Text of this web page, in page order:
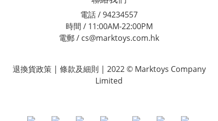
電話 / 94234557
時間 / 11:00AM-22:00PM
電郵 / cs@marktoys.com.hk
退換貨政策 | 條款及細則 | 2022 © Marktoys Company
Limited